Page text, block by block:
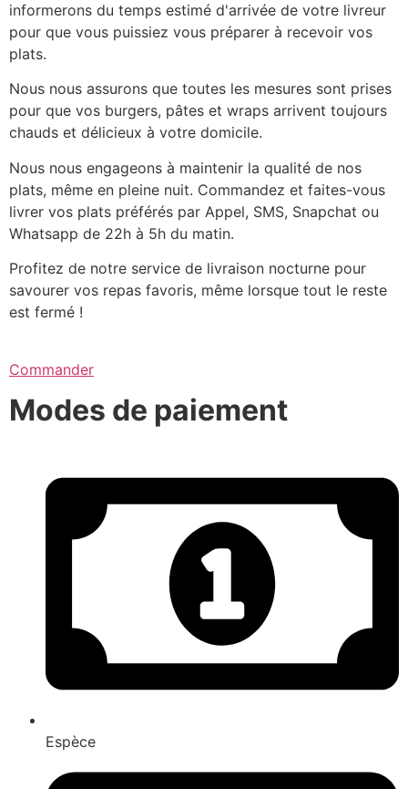
informerons du temps estimé d'arrivée de votre livreur
pour que vous puissiez vous préparer à recevoir vos
plats.
Nous nous assurons que toutes les mesures sont prises
pour que vos burgers, pâtes et wraps arrivent toujours
chauds et délicieux à votre domicile.
Nous nous engageons à maintenir la qualité de nos
plats, même en pleine nuit. Commandez et faites-vous
livrer vos plats préférés par Appel, SMS, Snapchat ou
Whatsapp de 22h à 5h du matin.
Profitez de notre service de livraison nocturne pour
savourer vos repas favoris, même lorsque tout le reste
est fermé !
Commander
Modes de paiement
Espèce